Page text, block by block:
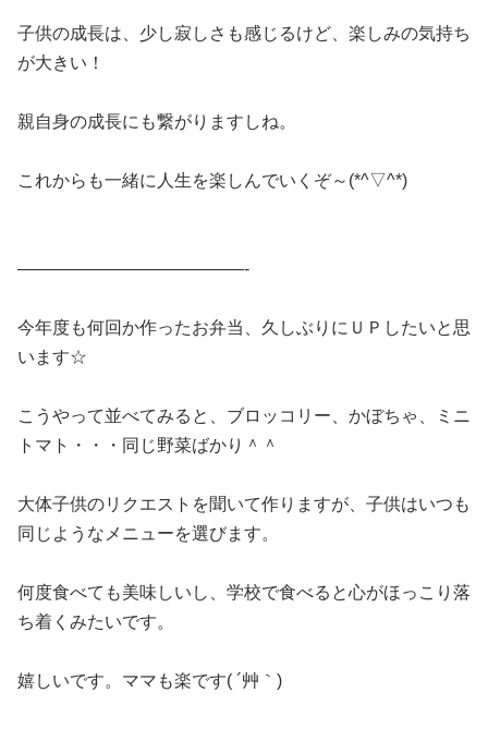
子供の成長は、少し寂しさも感じるけど、楽しみの気持ち
が大きい！
親自身の成長にも繋がりますしね。
これからも一緒に人生を楽しんでいくぞ～(*^▽^*)
—————————————-
今年度も何回か作ったお弁当、久しぶりにＵＰしたいと思
います☆
こうやって並べてみると、ブロッコリー、かぼちゃ、ミニ
トマト・・・同じ野菜ばかり＾＾
大体子供のリクエストを聞いて作りますが、子供はいつも
同じようなメニューを選びます。
何度食べても美味しいし、学校で食べると心がほっこり落
ち着くみたいです。
嬉しいです。ママも楽です( ´艸｀)